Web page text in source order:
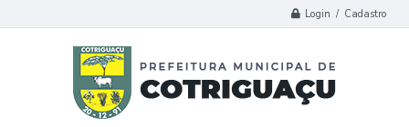
Login / Cadastro